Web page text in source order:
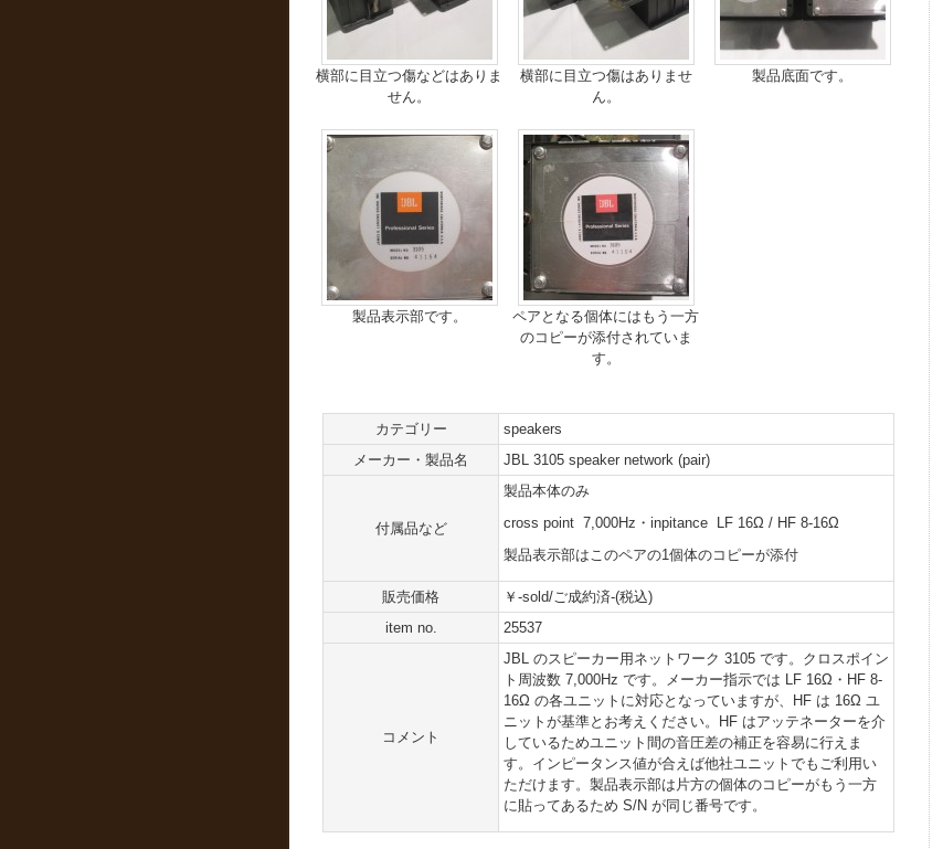
横部に目立つ傷などはありま
せん。
横部に目立つ傷はありませ
ん。
製品底面です。
製品表示部です。
ペアとなる個体にはもう一方
のコピーが添付されていま
す。
カテゴリー
speakers
メーカー・製品名
JBL 3105 speaker network (pair)
付属品など
製品本体のみ
cross point 7,000Hz・inpitance LF 16Ω / HF 8-16Ω
製品表示部はこのペアの1個体のコピーが添付
販売価格
￥-sold/ご成約済-(税込)
item no.
25537
コメント
JBL のスピーカー用ネットワーク 3105 です。クロスポイン
ト周波数 7,000Hz です。メーカー指示では LF 16Ω・HF 8-
16Ω の各ユニットに対応となっていますが、HF は 16Ω ユ
ニットが基準とお考えください。HF はアッテネーターを介
しているためユニット間の音圧差の補正を容易に行えま
す。インピータンス値が合えば他社ユニットでもご利用い
ただけます。製品表示部は片方の個体のコピーがもう一方
に貼ってあるため S/N が同じ番号です。